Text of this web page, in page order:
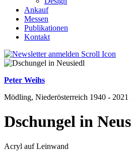
Ankauf
Messen
Publikationen
Kontakt
Peter Weihs
Mödling, Niederösterreich 1940 -
Dschungel in
Acryl auf Leinwand